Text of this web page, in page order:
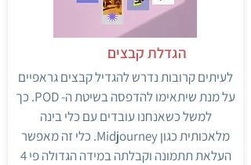
לעיתים קרובות נדרש להגדיל קבצים גראפיים
על מנת שיתאימו להדפסה בשיטת ה- POD. כך
למשל כשאנחנו עובדים עם כלי בינה
מלאכותית כגון Midjourney. כלי זה מאפשר
העלאת תתמונה וקבלתה במידה הגדולה פי 4
הגדלת קבצים